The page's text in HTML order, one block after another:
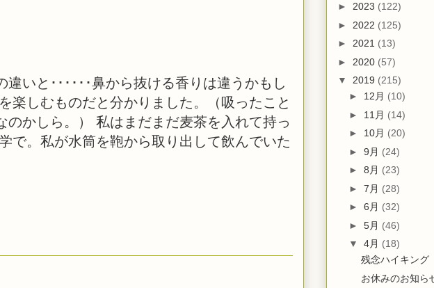
いと･･････鼻から抜ける香りは違うかもし
楽しむものだと分かりました。（吸ったこと
かしら。） 私はまだまだ麦茶を入れて持っ
で。私が水筒を鞄から取り出して飲んでいた
► 2023 (122)
► 2022 (125)
► 2021 (13)
► 2020 (57)
▼ 2019 (215)
► 12月 (10)
► 11月 (14)
► 10月 (20)
►9月 (24)
►8月 (23)
►7月 (28)
►6月 (32)
►5月 (46)
▼4月 (18)
残念ハイキング
お休みのお知ら